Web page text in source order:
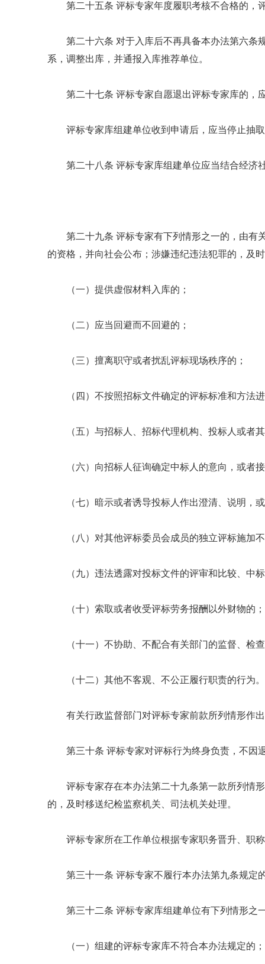
第二十五条 评标专家年度履职考核不合格的，
第二十六条 对于入库后不再具备本办法第六条
系，调整出库，并通报入库推荐单位。
第二十七条 评标专家自愿退出评标专家库的，
评标专家库组建单位收到申请后，应当停止抽
第二十八条 评标专家库组建单位应当结合经济
第二十九条 评标专家有下列情形之一的，由有
的资格，并向社会公布；涉嫌违纪违法犯罪的，及
（一）提供虚假材料入库的；
（二）应当回避而不回避的；
（三）擅离职守或者扰乱评标现场秩序的；
（四）不按照招标文件确定的评标标准和方法
（五）与招标人、招标代理机构、投标人或者
（六）向招标人征询确定中标人的意向，或者
（七）暗示或者诱导投标人作出澄清、说明，
（八）对其他评标委员会成员的独立评标施加
（九）违法透露对投标文件的评审和比较、中
（十）索取或者收受评标劳务报酬以外财物的；
（十一）不协助、不配合有关部门的监督、检
（十二）其他不客观、不公正履行职责的行为。
有关行政监督部门对评标专家前款所列情形作
第三十条 评标专家对评标行为终身负责，不因
评标专家存在本办法第二十九条第一款所列情
的，及时移送纪检监察机关、司法机关处理。
评标专家所在工作单位根据专家职务晋升、职
第三十一条 评标专家不履行本办法第九条规定
第三十二条 评标专家库组建单位有下列情形之
（一）组建的评标专家库不符合本办法规定的；